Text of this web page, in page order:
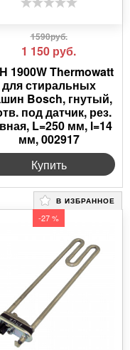
1590руб.
1 150 руб.
1900W Thermowatt
для стиральных
Bosch, гнутый,
под датчик, рез.
L=250 мм, l=14
мм, 002917
Купить
В ИЗБРАННОЕ
-27 %